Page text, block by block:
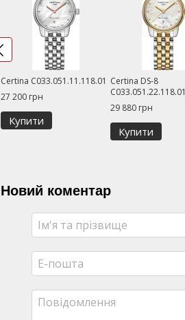
Certina C033.051.11.118.01
27 200 грн
Купити
Certina DS-8
C033.051.22.118.01
29 880 грн
Купити
Новий коментар